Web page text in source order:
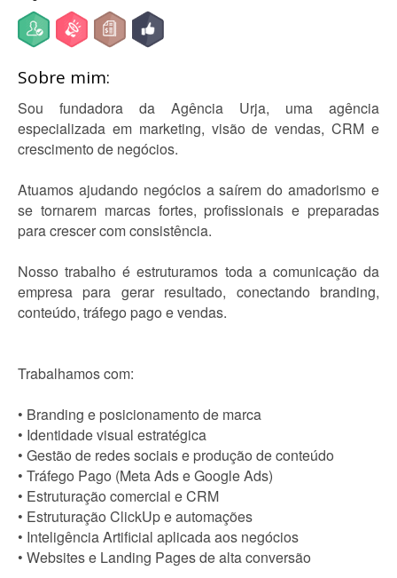
Sobre mim:
Sou fundadora da Agência Urja, uma agência
especializada em marketing, visão de vendas, CRM e
crescimento de negócios.
Atuamos ajudando negócios a saírem do amadorismo e
se tornarem marcas fortes, profissionais e preparadas
para crescer com consistência.
Nosso trabalho é estruturamos toda a comunicação da
empresa para gerar resultado, conectando branding,
conteúdo, tráfego pago e vendas.
Trabalhamos com:
• Branding e posicionamento de marca
• Identidade visual estratégica
• Gestão de redes sociais e produção de conteúdo
• Tráfego Pago (Meta Ads e Google Ads)
• Estruturação comercial e CRM
• Estruturação ClickUp e automações
• Inteligência Artificial aplicada aos negócios
• Websites e Landing Pages de alta conversão